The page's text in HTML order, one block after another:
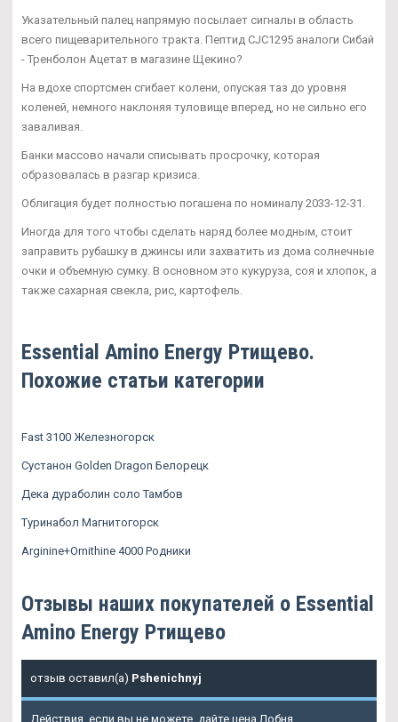
Указательный палец напрямую посылает сигналы в область
всего пищеварительного тракта. Пептид CJC1295 аналоги Сибай
- Тренболон Ацетат в магазине Щекино?
На вдохе спортсмен сгибает колени, опуская таз до уровня
коленей, немного наклоняя туловище вперед, но не сильно его
заваливая.
Банки массово начали списывать просрочку, которая
образовалась в разгар кризиса.
Облигация будет полностью погашена по номиналу 2033-12-31.
Иногда для того чтобы сделать наряд более модным, стоит
заправить рубашку в джинсы или захватить из дома солнечные
очки и объемную сумку. В основном это кукуруза, соя и хлопок, а
также сахарная свекла, рис, картофель.
Essential Amino Energy Ртищево.
Похожие статьи категории
Fast 3100 Железногорск
Сустанон Golden Dragon Белорецк
Дека дураболин соло Тамбов
Туринабол Магнитогорск
Arginine+Ornithine 4000 Родники
Отзывы наших покупателей о Essential
Amino Energy Ртищево
отзыв оставил(а) Pshenichnyj
Действия, если вы не можете, дайте цена Лобня